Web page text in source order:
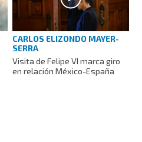
CARLOS ELIZONDO MAYER-
SERRA
Visita de Felipe VI marca giro
en relación México-España